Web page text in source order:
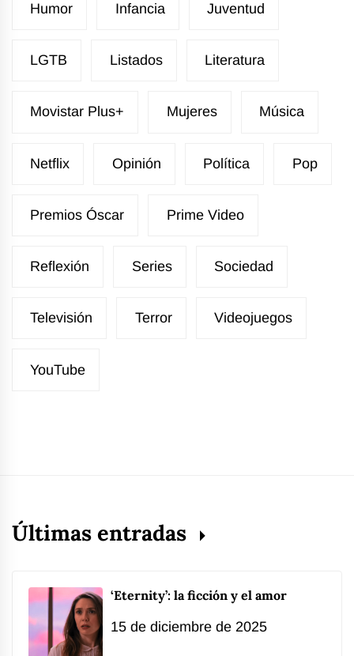
Humor Infancia Juventud
LGTB Listados Literatura
Movistar Plus+ Mujeres Música
Netflix Opinión Política Pop
Premios Óscar Prime Video
Reflexión Series Sociedad
Televisión Terror Videojuegos
YouTube
Últimas entradas
‘Eternity’: la ficción y el amor
15 de diciembre de 2025